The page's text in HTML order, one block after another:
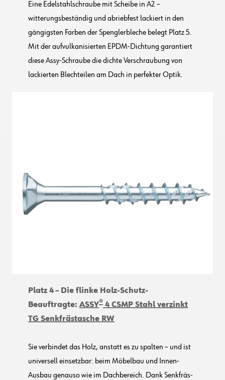
Eine Edelstahlschraube mit Scheibe in A2 –
witterungsbeständig und abriebfest lackiert in den
gängigsten Farben der Spenglerbleche belegt Platz 5.
Mit der aufvulkanisierten EPDM-Dichtung garantiert
diese Assy-Schraube die dichte Verschraubung von
lackierten Blechteilen am Dach in perfekter Optik.
Platz 4– Die flinke Holz-Schutz-
Beauftragte:ASSY® 4 CSMP Stahl verzinkt
TG Senkfrästasche RW
Sie verbindet das Holz, anstatt es zu spalten – und ist
universell einsetzbar: beim Möbelbau und Innen-
Ausbau genauso wie im Dachbereich. Dank Senkfräs-